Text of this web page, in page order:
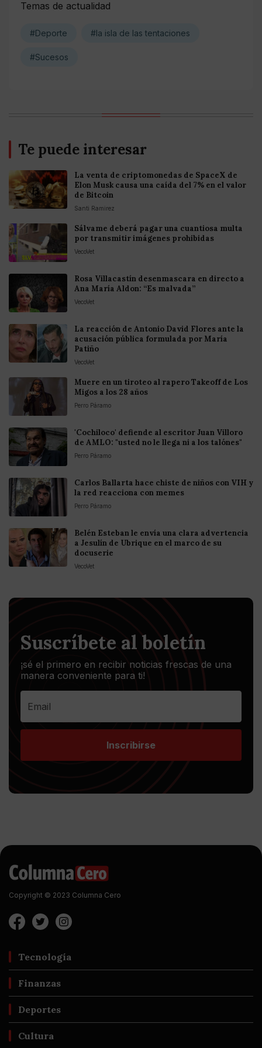
Temas de actualidad
#Deporte #la isla de las tentaciones
#Sucesos
Te puede interesar
La venta de criptomonedas de SpaceX de
Elon Musk causa una caída del 7% en el valor
de Bitcoin
Santi Ramirez
Sálvame deberá pagar una cuantiosa multa
por transmitir imágenes prohibidas
VecoVet
Rosa Villacastín desenmascara en directo a
Ana María Aldon: “Es malvada”
VecoVet
La reacción de Antonio David Flores ante la
acusación pública formulada por María
Patiño
VecoVet
Muere en un tiroteo al rapero Takeoff de Los
Migos a los 28 años
Perro Páramo
'Cochiloco' defiende al escritor Juan Villoro
de AMLO: "usted no le llega ni a los talónes"
Perro Páramo
Carlos Ballarta hace chiste de niños con VIH y
la red reacciona con memes
Perro Páramo
Belén Esteban le envía una clara advertencia
a Jesulín de Ubrique en el marco de su
docuserie
VecoVet
Suscríbete al boletín
¡sé el primero en recibir noticias frescas de una
manera conveniente para ti!
Inscribirse
Copyright © 2023 Columna Cero
Tecnología
Finanzas
Deportes
Cultura